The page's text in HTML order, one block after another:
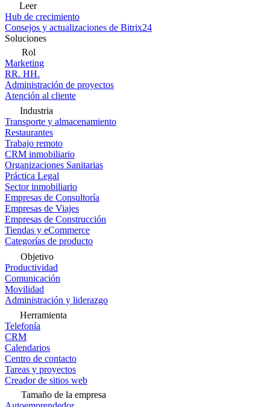
Leer
Hub de crecimiento
Consejos y actualizaciones de Bitrix24
Soluciones
Rol
Marketing
RR. HH.
Administración de proyectos
Atención al cliente
Industria
Transporte y almacenamiento
Restaurantes
Trabajo remoto
CRM inmobiliario
Organizaciones Sanitarias
Práctica Legal
Sector inmobiliario
Empresas de Consultoría
Empresas de Viajes
Empresas de Construcción
Tiendas y eCommerce
Categorías de producto
Objetivo
Productividad
Comunicación
Movilidad
Administración y liderazgo
Herramienta
Telefonía
CRM
Calendarios
Centro de contacto
Tareas y proyectos
Creador de sitios web
Tamaño de la empresa